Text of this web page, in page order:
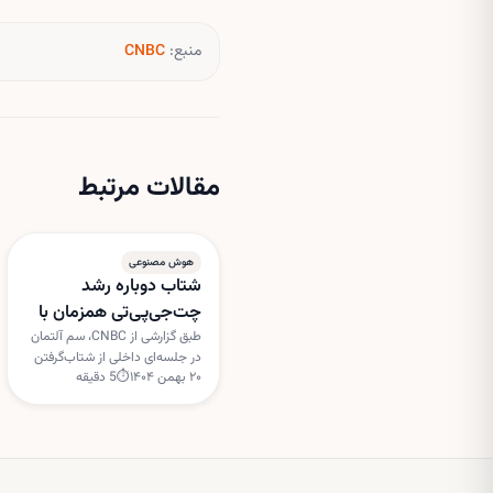
منبع: CNBC
مقالات مرتبط
هوش مصنوعی
شتاب دوباره رشد
چت‌جی‌پی‌تی همزمان با
دور جدید سرمایه‌گذاری
اوپن‌ای‌آی
طبق گزارشی از CNBC، سم آلتمان
در جلسه‌ای داخلی از شتاب‌گرفتن
دوباره رشد چت‌جی‌پی‌تی سخن
۲۰ بهمن ۱۴۰۴ ⏱
5 دقیقه